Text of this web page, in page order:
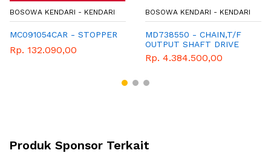
BOSOWA KENDARI - KENDARI
MC091054CAR - STOPPER
Rp. 132.090,00
BOSOWA KENDARI - KENDARI
MD738550 - CHAIN,T/F
OUTPUT SHAFT DRIVE
Rp. 4.384.500,00
Produk Sponsor Terkait